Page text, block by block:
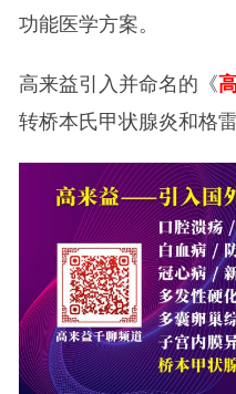
功能医学方案。
高来益引入并命名的《
转桥本氏甲状腺炎和格